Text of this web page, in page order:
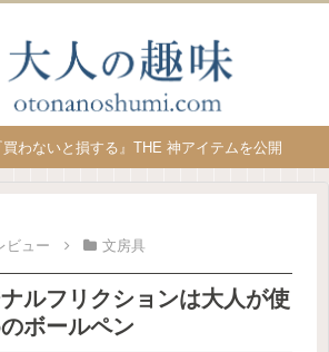
わないと損する』THE 神アイテムを公開
ビュー 文房具
ルフリクションは大人が使
ボールペン